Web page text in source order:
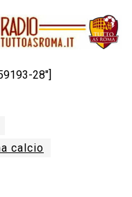
28″]
calcio